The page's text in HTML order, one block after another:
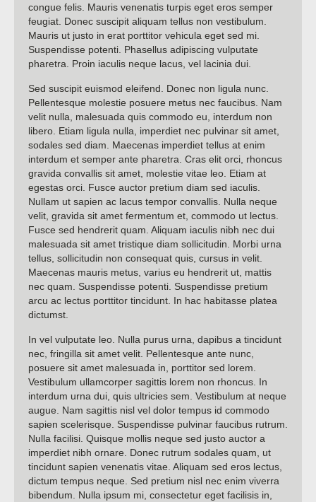
congue felis. Mauris venenatis turpis eget eros semper
feugiat. Donec suscipit aliquam tellus non vestibulum.
Mauris ut justo in erat porttitor vehicula eget sed mi.
Suspendisse potenti. Phasellus adipiscing vulputate
pharetra. Proin iaculis neque lacus, vel lacinia dui.
Sed suscipit euismod eleifend. Donec non ligula nunc.
Pellentesque molestie posuere metus nec faucibus. Nam
velit nulla, malesuada quis commodo eu, interdum non
libero. Etiam ligula nulla, imperdiet nec pulvinar sit amet,
sodales sed diam. Maecenas imperdiet tellus at enim
interdum et semper ante pharetra. Cras elit orci, rhoncus
gravida convallis sit amet, molestie vitae leo. Etiam at
egestas orci. Fusce auctor pretium diam sed iaculis.
Nullam ut sapien ac lacus tempor convallis. Nulla neque
velit, gravida sit amet fermentum et, commodo ut lectus.
Fusce sed hendrerit quam. Aliquam iaculis nibh nec dui
malesuada sit amet tristique diam sollicitudin. Morbi urna
tellus, sollicitudin non consequat quis, cursus in velit.
Maecenas mauris metus, varius eu hendrerit ut, mattis
nec quam. Suspendisse potenti. Suspendisse pretium
arcu ac lectus porttitor tincidunt. In hac habitasse platea
dictumst.
In vel vulputate leo. Nulla purus urna, dapibus a tincidunt
nec, fringilla sit amet velit. Pellentesque ante nunc,
posuere sit amet malesuada in, porttitor sed lorem.
Vestibulum ullamcorper sagittis lorem non rhoncus. In
interdum urna dui, quis ultricies sem. Vestibulum at neque
augue. Nam sagittis nisl vel dolor tempus id commodo
sapien scelerisque. Suspendisse pulvinar faucibus rutrum.
Nulla facilisi. Quisque mollis neque sed justo auctor a
imperdiet nibh ornare. Donec rutrum sodales quam, ut
tincidunt sapien venenatis vitae. Aliquam sed eros lectus,
dictum tempus neque. Sed pretium nisl nec enim viverra
bibendum. Nulla ipsum mi, consectetur eget facilisis in,